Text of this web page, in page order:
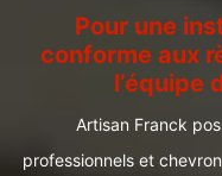
Pour une
conforme aux
l’équipe
Artisan Franck
professionnels et